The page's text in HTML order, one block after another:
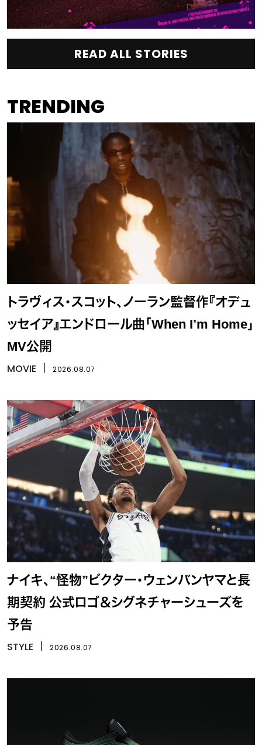
READ ALL STORIES
TRENDING
トラヴィス・スコット、ノーラン監督作『オデュ
ッセイア』エンドロール曲「When I’m Home」
MV公開
MOVIE 2026.08.07
ナイキ、“怪物”ビクター・ウェンバンヤマと長
期契約 公式ロゴ＆シグネチャーシューズを
予告
STYLE 2026.08.07